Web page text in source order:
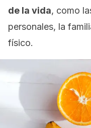
de la vida, como
personales, la
físico.